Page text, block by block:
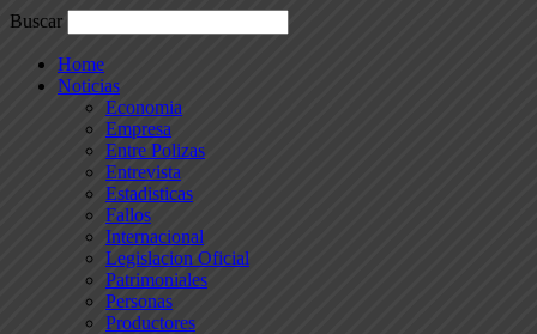
Buscar
Home
Noticias
Economia
Empresa
Entre Polizas
Entrevista
Estadisticas
Fallos
Internacional
Legislacion Oficial
Patrimoniales
Personas
Productores